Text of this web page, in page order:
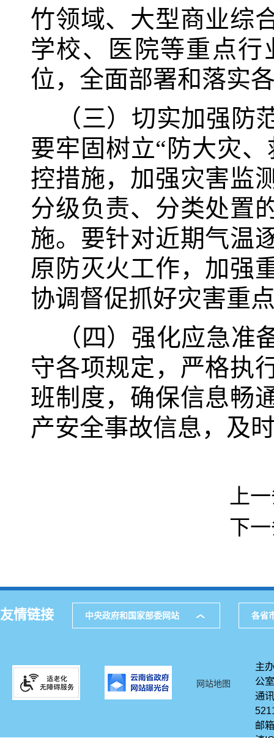
竹领域、大型商业综
学校、医院等重点
位，全面部署和落实
（三）切实加强
要牢固树立“防大灾
控措施，加强灾害监
分级负责、分类处置
施。要针对近期气温
原防灭火工作，加强
协调督促抓好灾害重
（四）强化应急
守各项规定，严格执
班制度，确保信息畅
产安全事故信息，及
上
下
友情链接 中央政府和国家部委网站 各省
网站地图
主
公室
通
邮